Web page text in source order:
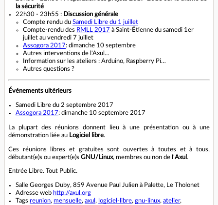
la sécurité
22h30 - 23h55 : Discussion générale
Compte rendu du Samedi Libre du 1 juillet
Compte-rendu des RMLL 2017 à Saint-Étienne du samedi 1er
juillet au vendredi 7 juillet
Assogora 2017: dimanche 10 septembre
Autres interventions de l'Axul…
Information sur les ateliers : Arduino, Raspberry Pi…
Autres questions ?
Événements ultérieurs
Samedi Libre du 2 septembre 2017
Assogora 2017: dimanche 10 septembre 2017
La plupart des réunions donnent lieu à une présentation ou à une
démonstration liée au Logiciel libre.
Ces réunions libres et gratuites sont ouvertes à toutes et à tous,
débutant(e)s ou expert(e)s GNU/Linux, membres ou non de l'Axul .
Entrée Libre. Tout Public.
Salle Georges Duby, 859 Avenue Paul Julien à Palette, Le Tholonet
Adresse web http://axul.org
Tags reunion, mensuelle, axul , logiciel-libre, gnu-linux, atelier,